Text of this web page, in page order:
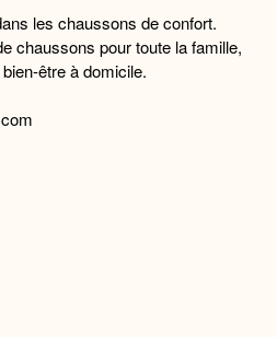
produit
les chaussons de confort.
chaussons pour toute la famille,
être à domicile.